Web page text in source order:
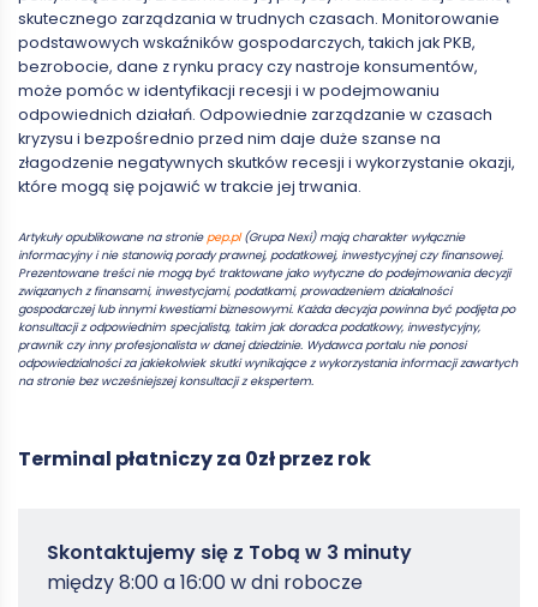
skutecznego zarządzania w trudnych czasach. Monitorowanie
podstawowych wskaźników gospodarczych, takich jak PKB,
bezrobocie, dane z rynku pracy czy nastroje konsumentów,
może pomóc w identyfikacji recesji i w podejmowaniu
odpowiednich działań. Odpowiednie zarządzanie w czasach
kryzysu i bezpośrednio przed nim daje duże szanse na
złagodzenie negatywnych skutków recesji i wykorzystanie okazji,
które mogą się pojawić w trakcie jej trwania.
Artykuły opublikowane na stroniepep.pl(Grupa Nexi) mają charakter wyłącznie
informacyjny i nie stanowią porady prawnej, podatkowej, inwestycyjnej czy finansowej.
Prezentowane treści nie mogą być traktowane jako wytyczne do podejmowania decyzji
związanych z finansami, inwestycjami, podatkami, prowadzeniem działalności
gospodarczej lub innymi kwestiami biznesowymi. Każda decyzja powinna być podjęta po
konsultacji z odpowiednim specjalistą, takim jak doradca podatkowy, inwestycyjny,
prawnik czy inny profesjonalista w danej dziedzinie. Wydawca portalu nie ponosi
odpowiedzialności za jakiekolwiek skutki wynikające z wykorzystania informacji zawartych
na stronie bez wcześniejszej konsultacji z ekspertem.
Terminal płatniczy za 0zł przez rok
Zamowterminal
Poradniki
Skontaktujemy się z Tobą w 3 minuty
między 8:00 a 16:00 w dni robocze